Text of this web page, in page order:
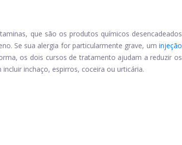
que são os produtos químicos desencadeados
Se sua alergia for particularmente grave, um injeção
os dois cursos de tratamento ajudam a reduzir os
inchaço, espirros, coceira ou urticária.